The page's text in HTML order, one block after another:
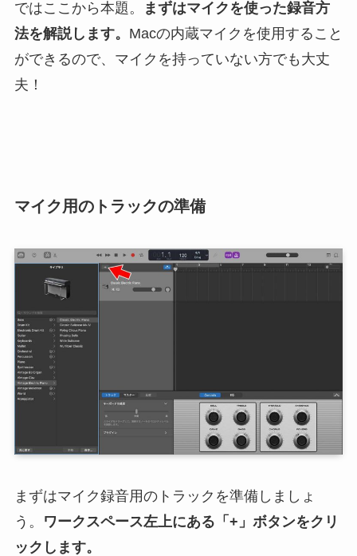
ではここから本題。 まずはマイクを使った録音方
法を解説します。 Macの内蔵マイクを使用すること
ができるので、マイクを持っていない方でも大丈
夫！
マイク用のトラックの準備
まずはマイク録音用のトラックを準備しましょ
う。
ワークスペース左上にある「+」ボタンをクリ
ックします。